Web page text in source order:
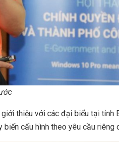
thiệu với các đại biểu tại tỉnh
cấu hình theo yêu cầu riêng